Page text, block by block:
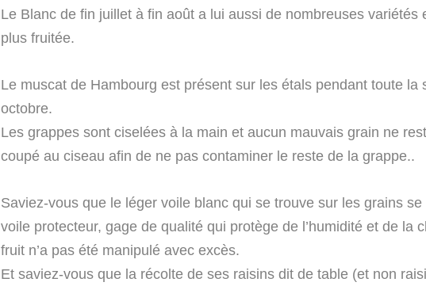
Le Blanc de fin juillet à fin août a lui aussi de nombreuses variétés
plus fruitée.
Le muscat de Hambourg est présent sur les étals pendant toute la
octobre.
Les grappes sont ciselées à la main et aucun mauvais grain ne
coupé au ciseau afin de ne pas contaminer le reste de la grappe..
Saviez-vous que le léger voile blanc qui se trouve sur les grains se
voile protecteur, gage de qualité qui protège de l’humidité et de la
fruit n’a pas été manipulé avec excès.
Et saviez-vous que la récolte de ses raisins dit de table (et non